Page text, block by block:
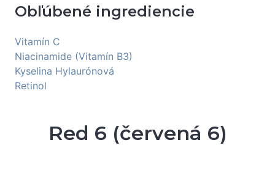
Obľúbené ingrediencie
Vitamín C
Niacinamide (Vitamín B3)
Kyselina Hylaurónová
Retinol
Red 6 (červená 6)